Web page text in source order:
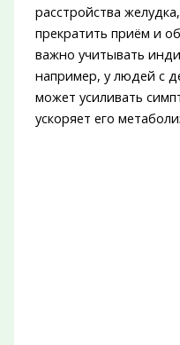
расстройства
прекратить приём и
важно учитывать
например, у людей с
может усиливать
ускоряет его